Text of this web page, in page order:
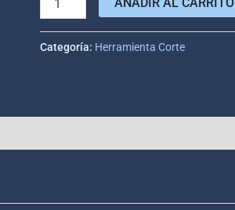
Categoría: Herramienta Corte